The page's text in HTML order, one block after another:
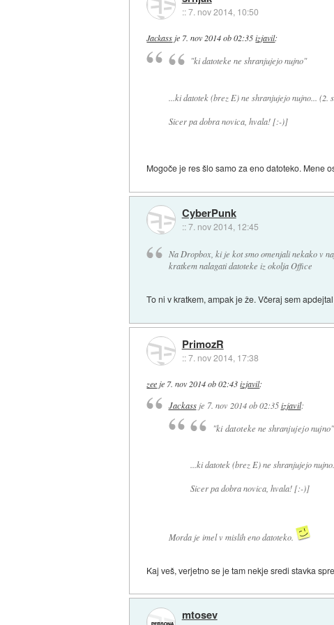
::7. nov 2014, 10:50
Jackassje 7. nov 2014 ob 02:35 izjavil:
"ki datoteke ne shranjujejo nujno"
...ki datotek (brez E) ne shranjujejo nujno... (2.
Sicer pa dobra novica, hvala! [:-)]
Mogoče je res šlo samo za eno datoteko. Mene
CyberPunk
::7. nov 2014, 12:45
Na Dropbox, ki je kot smo omenjali nekako v
kratkem nalagati datoteke iz okolja Office
To ni v kratkem, ampak je že. Včeraj sem
PrimozR
::7. nov 2014, 17:38
zeeje 7. nov 2014 ob 02:43 izjavil:
Jackassje 7. nov 2014 ob 02:35 izjavil:
"ki datoteke ne shranjujejo nujno"
...ki datotek (brez E) ne shranjujejo
Sicer pa dobra novica, hvala! [:-)]
Morda je imel v mislih eno datoteko.
Kaj veš, verjetno se je tam nekje sredi stavka
mtosev